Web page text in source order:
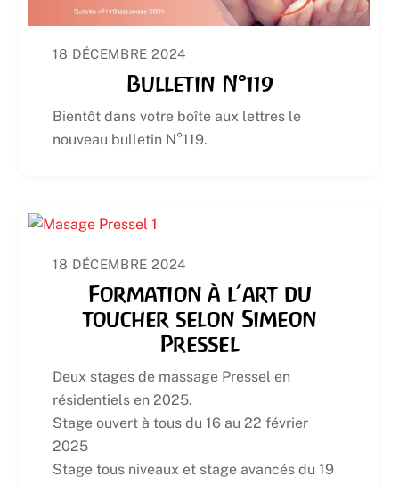
18 DÉCEMBRE 2024
Bulletin N°119
Bientôt dans votre boîte aux lettres le
nouveau bulletin N°119.
18 DÉCEMBRE 2024
Formation à l’art du
toucher selon Simeon
Pressel
Deux stages de massage Pressel en
résidentiels en 2025.
Stage ouvert à tous du 16 au 22 février
2025
Stage tous niveaux et stage avancés du 19